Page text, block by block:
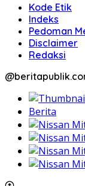
Kode Etik
Indeks
Pedoman
Disclaimer
Redaksi
Berita